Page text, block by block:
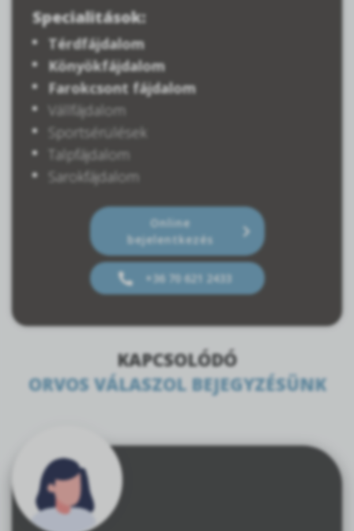
Specialitások:
Térdfájdalom
Könyökfájdalom
Farokcsont fájdalom
Vállfájdalom
Sportsérülések
Talpfájdalom
Sarokfájdalom
Online
bejelentkezés
+36 70 621 2433
KAPCSOLÓDÓ
ORVOS VÁLASZOL BEJEGYZÉSÜNK